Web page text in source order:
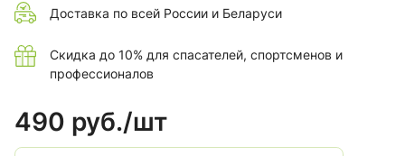
Доставка по всей России и Беларуси
Скидка до 10% для спасателей, спортсменов и
профессионалов
490 руб./шт